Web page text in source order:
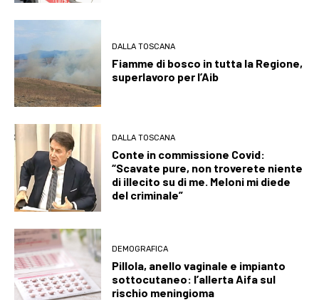
DALLA TOSCANA
Fiamme di bosco in tutta la Regione,
superlavoro per l’Aib
DALLA TOSCANA
Conte in commissione Covid:
“Scavate pure, non troverete niente
di illecito su di me. Meloni mi diede
del criminale”
DEMOGRAFICA
Pillola, anello vaginale e impianto
sottocutaneo: l’allerta Aifa sul
rischio meningioma